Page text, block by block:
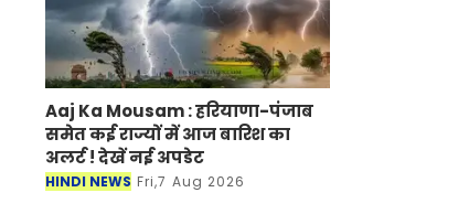
Aaj Ka Mousam : हरियाणा-पंजाब
समेत कई राज्यों में आज बारिश का
अलर्ट ! देखें नई अपडेट
HINDI NEWS Fri,7 Aug 2026